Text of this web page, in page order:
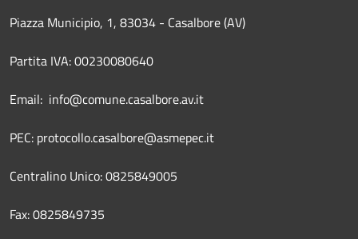
Piazza Municipio, 1, 83034 - Casalbore (AV)
Partita IVA: 00230080640
Email: info@comune.casalbore.av.it
PEC: protocollo.casalbore@asmepec.it
Centralino Unico: 0825849005
Fax: 0825849735